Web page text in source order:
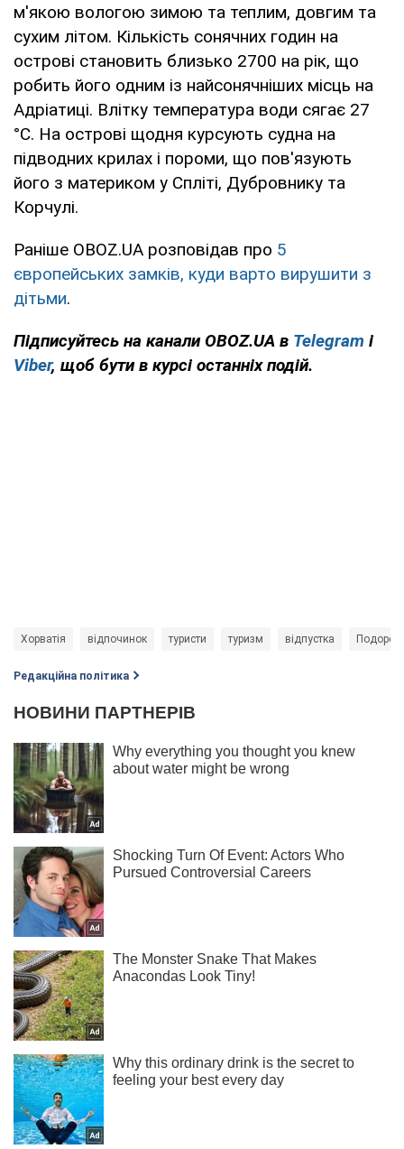
м'якою вологою зимою та теплим, довгим та
сухим літом. Кількість сонячних годин на
острові становить близько 2700 на рік, що
робить його одним із найсонячніших місць на
Адріатиці. Влітку температура води сягає 27
°C. На острові щодня курсують судна на
підводних крилах і пороми, що пов'язують
його з материком у Спліті, Дубровнику та
Корчулі.
Раніше OBOZ.UA розповідав про 5
європейських замків, куди варто вирушити з
дітьми.
Підписуйтесь на канали OBOZ.UA в Telegram і
Viber, щоб бути в курсі останніх подій.
Хорватія відпочинок туристи туризм відпустка
Редакційна політика